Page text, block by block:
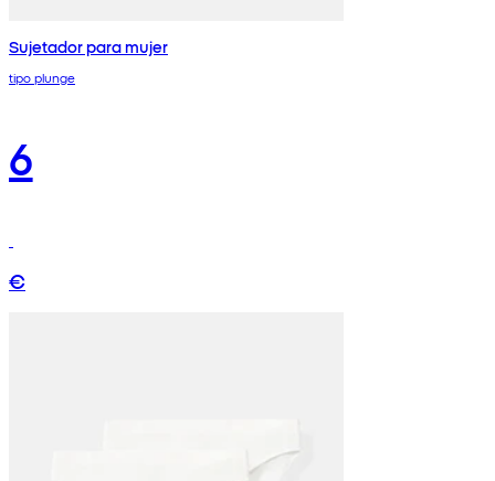
Sujetador para mujer
tipo plunge
6
€